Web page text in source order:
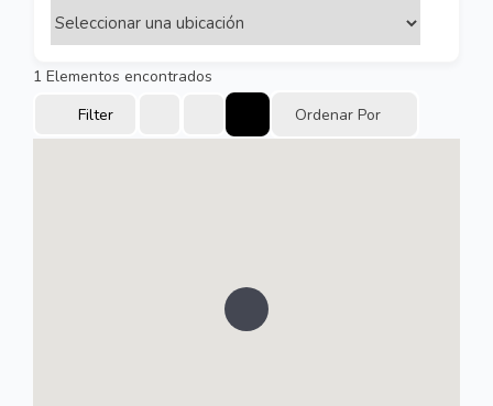
1 Elementos encontrados
Filter
Ordenar Por